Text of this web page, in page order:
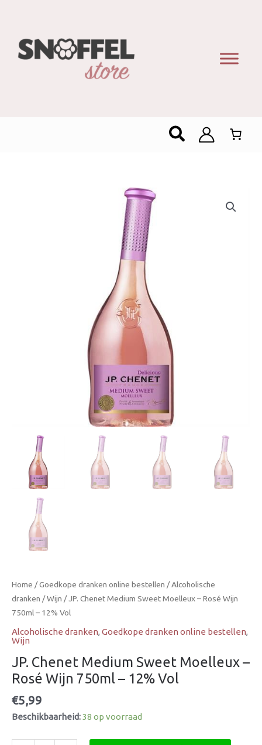
Zoeken
Home /Goedkope dranken online bestellen /Alcoholische
dranken /Wijn / JP. Chenet Medium Sweet Moelleux – Rosé Wijn
750ml – 12% Vol
Alcoholische dranken, Goedkope dranken online bestellen,
Wijn
JP. Chenet Medium Sweet Moelleux –
Rosé Wijn 750ml – 12% Vol
€5,99
Beschikbaarheid:38 op voorraad